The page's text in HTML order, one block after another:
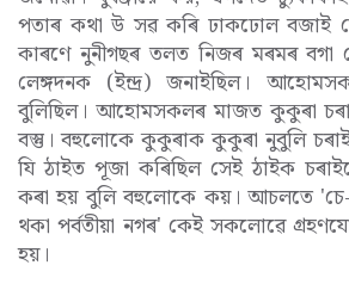
পতাৰ কথা উ সৱ কৰি ঢাকঢোল বজাই
কাৰণে নুনীগছৰ তলত নিজৰ মৰমৰ বগা
লেঙ্গদনক (ইন্দ্ৰ) জনাইছিল।
বুলিছিল। আহোমসকলৰ মাজত কুকুৰা
বস্তু। বহুলোকে কুকুৰাক কুকুৰা নুবুলি চৰাই
যি ঠাইত পূজা কৰিছিল সেই ঠাইক
কৰা হয় বুলি বহুলোকে কয়। আচলতে
থকা পৰ্বতীয়া নগৰ' কেই সকলোৱে
হয়।